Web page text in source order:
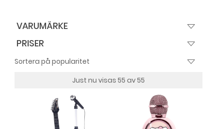
VARUMÄRKE
PRISER
Just nu visas 55 av 55